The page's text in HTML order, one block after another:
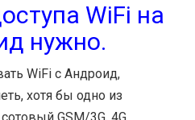
WiFi на
нужно.
WiFi с Андроид,
хотя бы одно из